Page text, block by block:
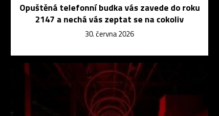
Opuštěná telefonní budka vás zavede do roku
2147 a nechá vás zeptat se na cokoliv
30. června 2026